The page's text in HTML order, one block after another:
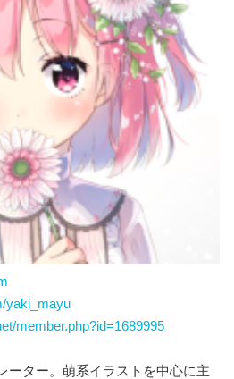
yaki_mayu
member.php?id=1689995
ーター。萌系イラストを中心に主